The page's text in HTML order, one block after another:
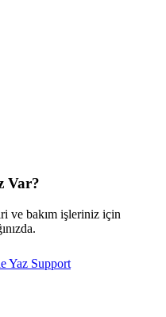
Var?
ve bakım işleriniz için
Yaz Support